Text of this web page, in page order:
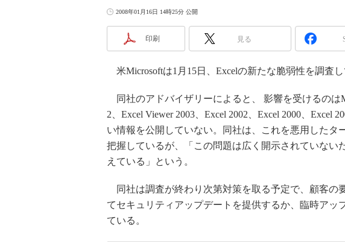
2008年01月16日 14時25分 公開
印刷 見る
米Microsoftは1月15日、Excelの新たな脆弱性を調査
同社のアドバイザリーによると、 影響を受けるのは
2、Excel Viewer 2003、Excel 2002、Excel 2000、Excel
い情報を公開していない。同社は、これを悪用したタ
把握しているが、「この問題は広く開示されていない
えている」という。
同社は調査が終わり次第対策を取る予定で、顧客の
てセキュリティアップデートを提供するか、臨時アッ
ている。